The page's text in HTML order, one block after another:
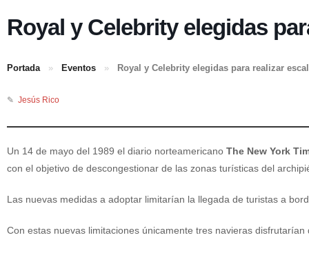
Royal y Celebrity elegidas
Portada » Eventos » Royal y Celebrity elegidas para realizar
✎ Jesús Rico
Un 14 de mayo del 1989 el diario norteamericano The New York
con el objetivo de descongestionar de las zonas turísticas del
Las nuevas medidas a adoptar limitarían la llegada de turistas a
Con estas nuevas limitaciones únicamente tres navieras